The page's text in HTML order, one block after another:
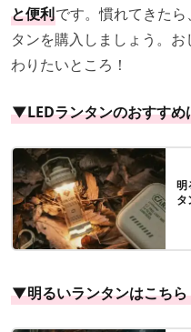
と便利です。慣れてきた
タンを購入しましょう。
わりたいところ！
▼LEDランタンのおすすめ
明
タ
▼明るいランタンはこちら